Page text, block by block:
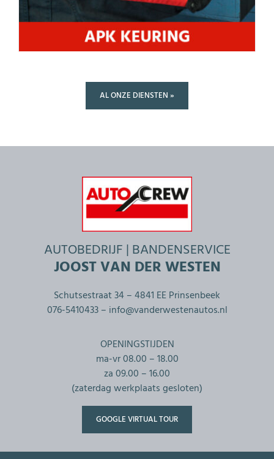
AL ONZE DIENSTEN »
AUTOBEDRIJF | BANDENSERVICE
JOOST VAN DER WESTEN
Schutsestraat 34 – 4841 EE Prinsenbeek
076-5410433 – info@vanderwestenautos.nl
OPENINGSTIJDEN
ma-vr 08.00 – 18.00
za 09.00 – 16.00
(zaterdag werkplaats gesloten)
GOOGLE VIRTUAL TOUR